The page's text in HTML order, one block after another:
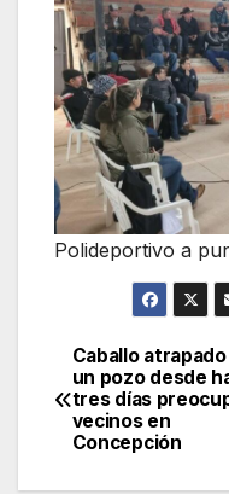
Polideportivo a
de
entradas
Caballo
un pozo desde
tres días
vecinos en
Concepción